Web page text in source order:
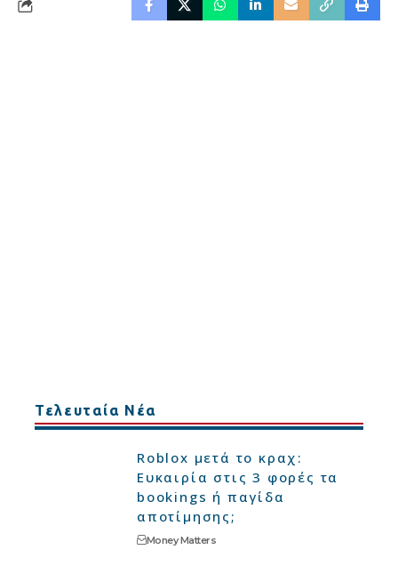
Τελευταία Νέα
Roblox μετά το κραχ:
Ευκαιρία στις 3 φορές τα
bookings ή παγίδα
αποτίμησης;
Money Matters